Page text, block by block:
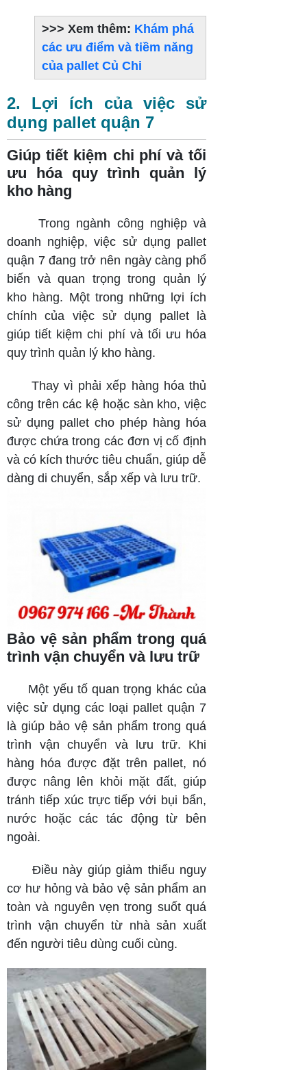
>>> Xem thêm: Khám phá
các ưu điểm và tiềm năng
của pallet Củ Chi
2. Lợi ích của việc sử
dụng pallet quận 7
Giúp tiết kiệm chi phí và tối
ưu hóa quy trình quản lý
kho hàng
Trong ngành công nghiệp và
doanh nghiệp, việc sử dụng pallet
quận 7 đang trở nên ngày càng phổ
biến và quan trọng trong quản lý
kho hàng. Một trong những lợi ích
chính của việc sử dụng pallet là
giúp tiết kiệm chi phí và tối ưu hóa
quy trình quản lý kho hàng.
Thay vì phải xếp hàng hóa thủ
công trên các kệ hoặc sàn kho, việc
sử dụng pallet cho phép hàng hóa
được chứa trong các đơn vị cố định
và có kích thước tiêu chuẩn, giúp dễ
dàng di chuyển, sắp xếp và lưu trữ.
Bảo vệ sản phẩm trong quá
trình vận chuyển và lưu trữ
Một yếu tố quan trọng khác của
việc sử dụng các loại pallet quận 7
là giúp bảo vệ sản phẩm trong quá
trình vận chuyển và lưu trữ. Khi
hàng hóa được đặt trên pallet, nó
được nâng lên khỏi mặt đất, giúp
tránh tiếp xúc trực tiếp với bụi bẩn,
nước hoặc các tác động từ bên
ngoài.
Điều này giúp giảm thiểu nguy
cơ hư hỏng và bảo vệ sản phẩm an
toàn và nguyên vẹn trong suốt quá
trình vận chuyển từ nhà sản xuất
đến người tiêu dùng cuối cùng.